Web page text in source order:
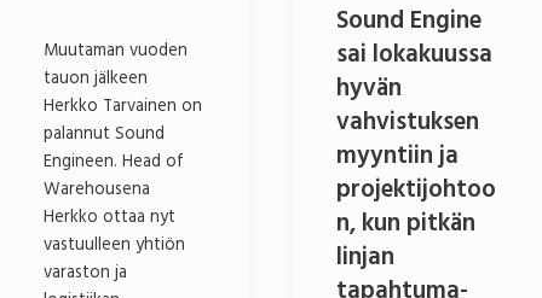
Muutaman vuoden
tauon jälkeen
Herkko Tarvainen on
palannut Sound
Engineen. Head of
Warehousena
Herkko ottaa nyt
vastuulleen yhtiön
varaston ja
Sound Engine
sai lokakuussa
hyvän
vahvistuksen
myyntiin ja
projektijohtoo
n, kun pitkän
linjan